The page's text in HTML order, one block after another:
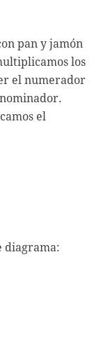
pan y jamón
los
el numerador
el
diagrama: